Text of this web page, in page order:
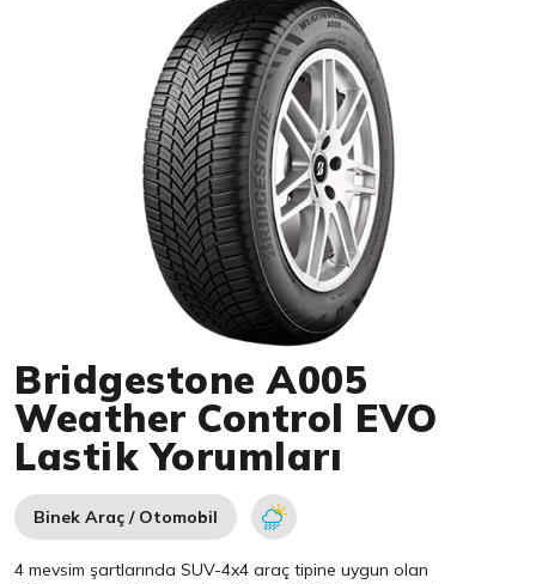
Bridgestone A005
Weather Control EVO
Lastik Yorumları
Binek Araç / Otomobil
4 mevsim şartlarında SUV-4x4 araç tipine uygun olan